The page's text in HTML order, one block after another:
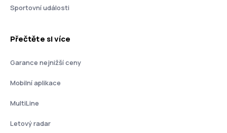
Sportovní události
Přečtěte si více
Garance nejnižší ceny
Mobilní aplikace
MultiLine
Letový radar